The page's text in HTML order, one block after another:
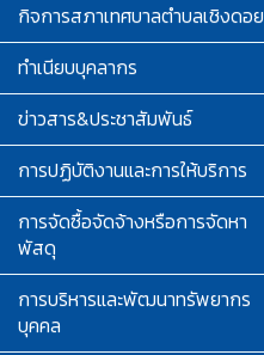
กิจการสภาเทศบาลตำบลเชิงดอย
ทำเนียบบุคลากร
ข่าวสาร&ประชาสัมพันธ์
การปฏิบัติงานและการให้บริการ
การจัดซื้อจัดจ้างหรือการจัดหา
พัสดุ
การบริหารและพัฒนาทรัพยากร
บุคคล